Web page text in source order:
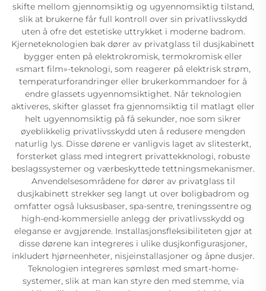
skifte mellom gjennomsiktig og ugyennomsiktig tilstand,
slik at brukerne får full kontroll over sin privatlivsskydd
uten å ofre det estetiske uttrykket i moderne badrom.
Kjerneteknologien bak dører av privatglass til dusjkabinett
bygger enten på elektrokromisk, termokromisk eller
«smart film»-teknologi, som reagerer på elektrisk strøm,
temperaturforandringer eller brukerkommandoer for å
endre glassets ugyennomsiktighet. Når teknologien
aktiveres, skifter glasset fra gjennomsiktig til matlagt eller
helt ugyennomsiktig på få sekunder, noe som sikrer
øyeblikkelig privatlivsskydd uten å redusere mengden
naturlig lys. Disse dørene er vanligvis laget av slitesterkt,
forsterket glass med integrert privattekknologi, robuste
beslagssystemer og værbeskyttede tettningsmekanismer.
Anvendelsesområdene for dører av privatglass til
dusjkabinett strekker seg langt ut over boligbadrom og
omfatter også luksusbaser, spa-sentre, treningssentre og
high-end-kommersielle anlegg der privatlivsskydd og
eleganse er avgjørende. Installasjonsfleksibiliteten gjør at
disse dørene kan integreres i ulike dusjkonfigurasjoner,
inkludert hjørneenheter, nisjeinstallasjoner og åpne dusjer.
Teknologien integreres sømløst med smart-home-
systemer, slik at man kan styre den med stemme, via